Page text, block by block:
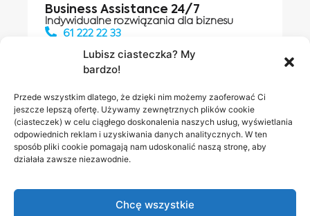
Lubisz ciasteczka? My
bardzo!
Przede wszystkim dlatego, że dzięki nim możemy zaoferować Ci
jeszcze lepszą ofertę. Używamy zewnętrznych plików cookie
(ciasteczek) w celu ciągłego doskonalenia naszych usług, wyświetlania
odpowiednich reklam i uzyskiwania danych analitycznych. W ten
sposób pliki cookie pomagają nam udoskonalić naszą stronę, aby
działała zawsze niezawodnie.
Chcę wszystkie
Business Assistance 24/7
Indywidualne rozwiązania dla biznesu
61 222 22 33
Salony INEA
Napisz do